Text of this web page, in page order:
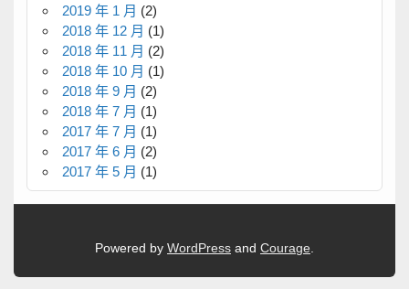
2019 年 1 月 (2)
2018 年 12 月 (1)
2018 年 11 月 (2)
2018 年 10 月 (1)
2018 年 9 月 (2)
2018 年 7 月 (1)
2017 年 7 月 (1)
2017 年 6 月 (2)
2017 年 5 月 (1)
Powered by WordPress and Courage